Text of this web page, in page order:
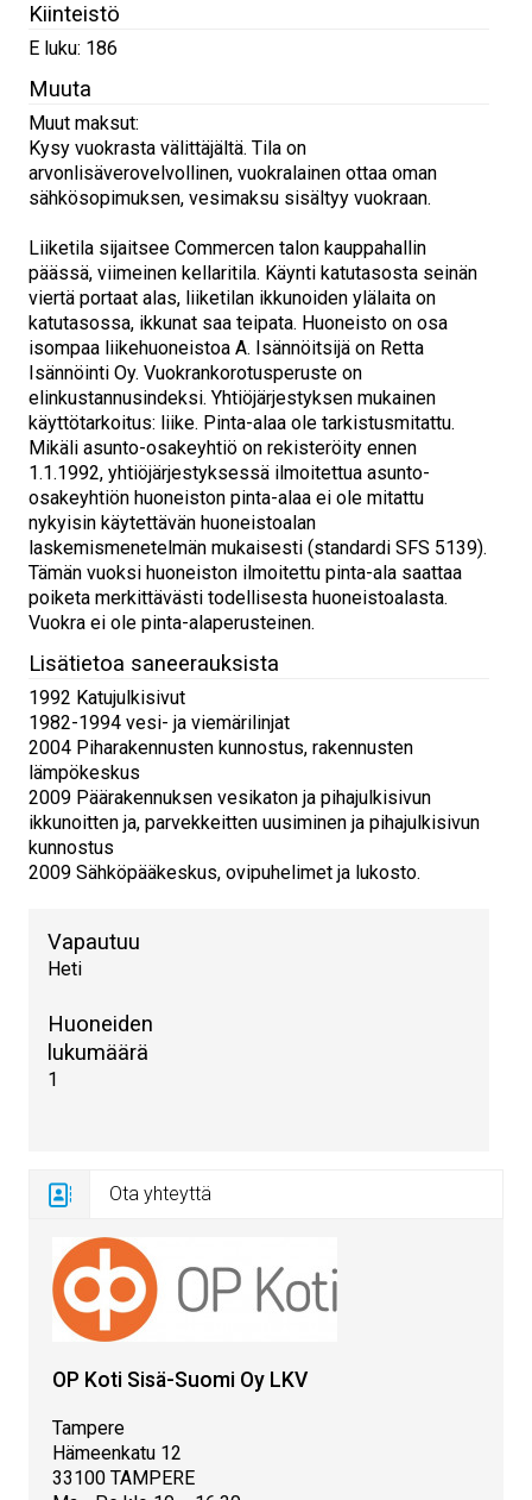
Kiinteistö
E luku: 186
Muuta
Muut maksut:
Kysy vuokrasta välittäjältä. Tila on
arvonlisäverovelvollinen, vuokralainen ottaa oman
sähkösopimuksen, vesimaksu sisältyy vuokraan.
Liiketila sijaitsee Commercen talon kauppahallin
päässä, viimeinen kellaritila. Käynti katutasosta seinän
viertä portaat alas, liiketilan ikkunoiden ylälaita on
katutasossa, ikkunat saa teipata. Huoneisto on osa
isompaa liikehuoneistoa A. Isännöitsijä on Retta
Isännöinti Oy. Vuokrankorotusperuste on
elinkustannusindeksi. Yhtiöjärjestyksen mukainen
käyttötarkoitus: liike. Pinta-alaa ole tarkistusmitattu.
Mikäli asunto-osakeyhtiö on rekisteröity ennen
1.1.1992, yhtiöjärjestyksessä ilmoitettua asunto-
osakeyhtiön huoneiston pinta-alaa ei ole mitattu
nykyisin käytettävän huoneistoalan
laskemismenetelmän mukaisesti (standardi SFS 5139).
Tämän vuoksi huoneiston ilmoitettu pinta-ala saattaa
poiketa merkittävästi todellisesta huoneistoalasta.
Vuokra ei ole pinta-alaperusteinen.
Lisätietoa saneerauksista
1992 Katujulkisivut
1982-1994 vesi- ja viemärilinjat
2004 Piharakennusten kunnostus, rakennusten
lämpökeskus
2009 Päärakennuksen vesikaton ja pihajulkisivun
ikkunoitten ja, parvekkeitten uusiminen ja pihajulkisivun
kunnostus
2009 Sähköpääkeskus, ovipuhelimet ja lukosto.
Vapautuu
Heti
Huoneiden
lukumäärä
1
Ota yhteyttä
OP Koti Sisä-Suomi Oy LKV
Tampere
Hämeenkatu 12
33100 TAMPERE